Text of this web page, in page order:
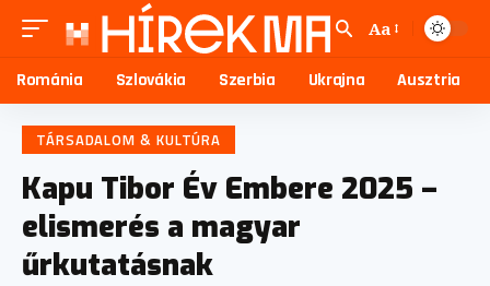
Aa
Románia Szlovákia Szerbia Ukrajna Ausztria
TÁRSADALOM & KULTÚRA
Kapu Tibor Év Embere 2025 –
elismerés a magyar
űrkutatásnak